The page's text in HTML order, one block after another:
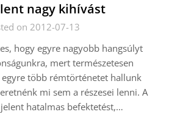
nagy kihívást
on 2012-07-13
hogy egyre nagyobb hangsúlyt
mert természetesen
több rémtörténetet hallunk
mi sem a részesei lenni. A
hatalmas befektetést,…